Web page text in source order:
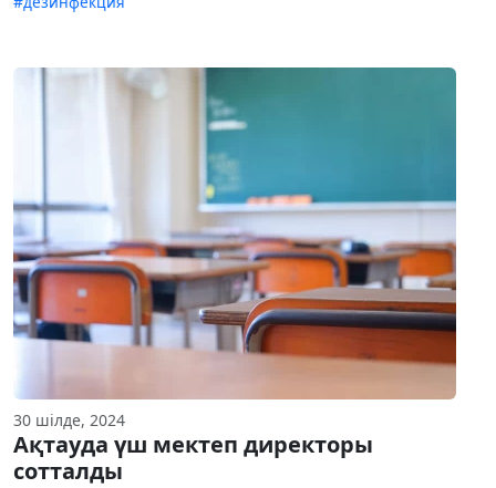
30 шілде, 2024
Ақтауда үш мектеп директоры
сотталды